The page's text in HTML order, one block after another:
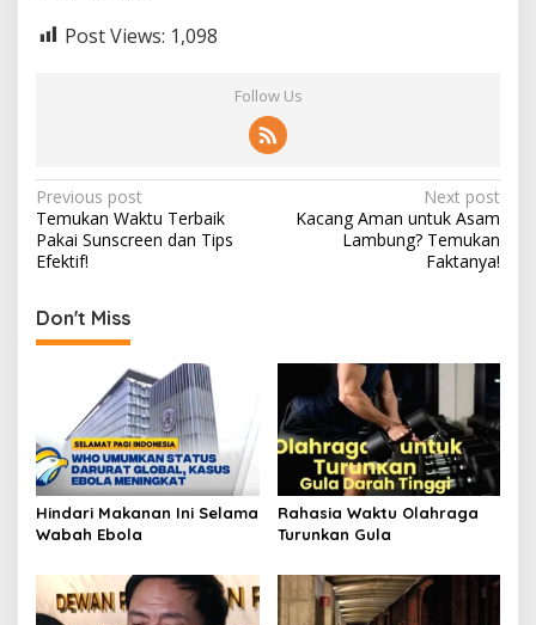
Post Views: 1,098
Follow Us
Post
navigation
Previous post
Temukan Waktu Terbaik
Pakai Sunscreen dan Tips
Efektif!
Next post
Kacang Aman untuk Asam
Lambung? Temukan
Faktanya!
Don't Miss
Hindari Makanan Ini Selama
Wabah Ebola
Rahasia Waktu Olahraga
Turunkan Gula